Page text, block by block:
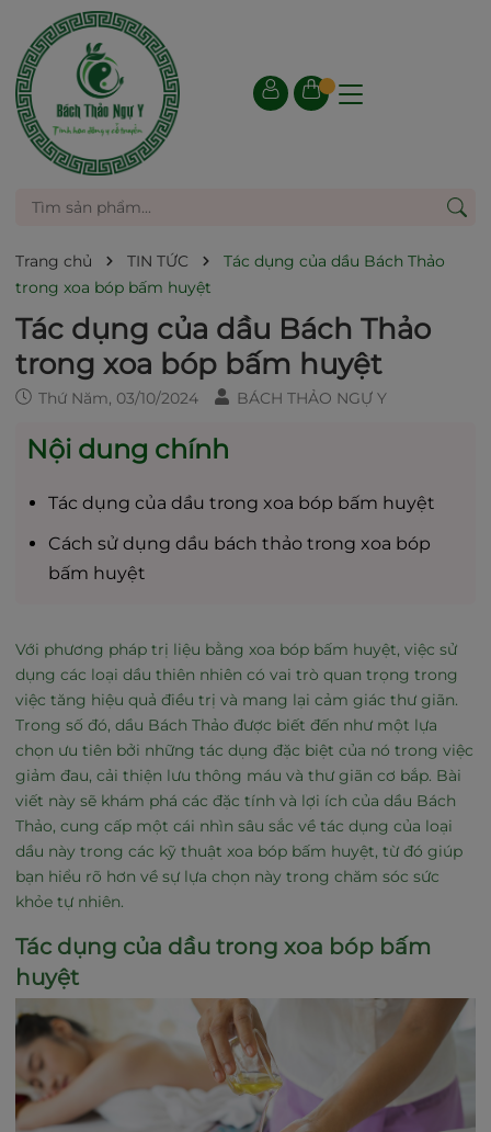
Trang chủ TIN TỨC
Tác dụng của dầu Bách Thảo
trong xoa bóp bấm huyệt
Tác dụng của dầu Bách Thảo
trong xoa bóp bấm huyệt
Thứ Năm, 03/10/2024 BÁCH THẢO NGỰ Y
Nội dung chính
Tác dụng của dầu trong xoa bóp bấm huyệt
Cách sử dụng dầu bách thảo trong xoa bóp
bấm huyệt
Với phương pháp trị liệu bằng xoa bóp bấm huyệt, việc sử
dụng các loại dầu thiên nhiên có vai trò quan trọng trong
việc tăng hiệu quả điều trị và mang lại cảm giác thư giãn.
Trong số đó, dầu Bách Thảo được biết đến như một lựa
chọn ưu tiên bởi những tác dụng đặc biệt của nó trong việc
giảm đau, cải thiện lưu thông máu và thư giãn cơ bắp. Bài
viết này sẽ khám phá các đặc tính và lợi ích của dầu Bách
Thảo, cung cấp một cái nhìn sâu sắc về tác dụng của loại
dầu này trong các kỹ thuật xoa bóp bấm huyệt, từ đó giúp
bạn hiểu rõ hơn về sự lựa chọn này trong chăm sóc sức
khỏe tự nhiên.
Tác dụng của dầu trong xoa bóp bấm
huyệt